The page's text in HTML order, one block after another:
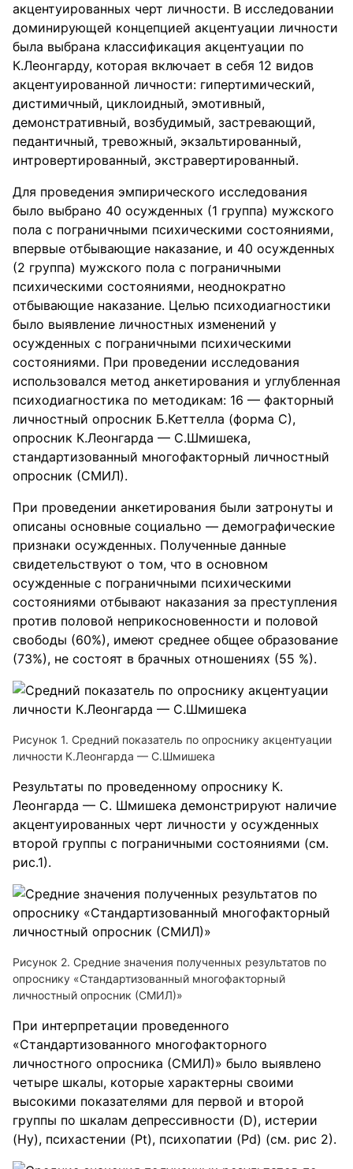
акцентуированных черт личности. В исследовании
доминирующей концепцией акцентуации личности
была выбрана классификация акцентуации по
К.Леонгарду, которая включает в себя 12 видов
акцентуированной личности: гипертимический,
дистимичный, циклоидный, эмотивный,
демонстративный, возбудимый, застревающий,
педантичный, тревожный, экзальтированный,
интровертированный, экстравертированный.
Для проведения эмпирического исследования
было выбрано 40 осужденных (1 группа) мужского
пола с пограничными психическими состояниями,
впервые отбывающие наказание, и 40 осужденных
(2 группа) мужского пола с пограничными
психическими состояниями, неоднократно
отбывающие наказание. Целью психодиагностики
было выявление личностных изменений у
осужденных с пограничными психическими
состояниями. При проведении исследования
использовался метод анкетирования и углубленная
психодиагностика по методикам: 16 — факторный
личностный опросник Б.Кеттелла (форма С),
опросник К.Леонгарда — С.Шмишека,
стандартизованный многофакторный личностный
опросник (СМИЛ).
При проведении анкетирования были затронуты и
описаны основные социально — демографические
признаки осужденных. Полученные данные
свидетельствуют о том, что в основном
осужденные с пограничными психическими
состояниями отбывают наказания за преступления
против половой неприкосновенности и половой
свободы (60%), имеют среднее общее образование
(73%), не состоят в брачных отношениях (55 %).
Рисунок 1. Средний показатель по опроснику акцентуации
личности К.Леонгарда — С.Шмишека
Результаты по проведенному опроснику К.
Леонгарда — С. Шмишека демонстрируют наличие
акцентуированных черт личности у осужденных
второй группы с пограничными состояниями (см.
рис.1).
Рисунок 2. Средние значения полученных результатов по
опроснику «Стандартизованный многофакторный
личностный опросник (СМИЛ)»
При интерпретации проведенного
«Стандартизованного многофакторного
личностного опросника (СМИЛ)» было выявлено
четыре шкалы, которые характерны своими
высокими показателями для первой и второй
группы по шкалам депрессивности (D), истерии
(Hy), психастении (Pt), психопатии (Pd) (см. рис 2).